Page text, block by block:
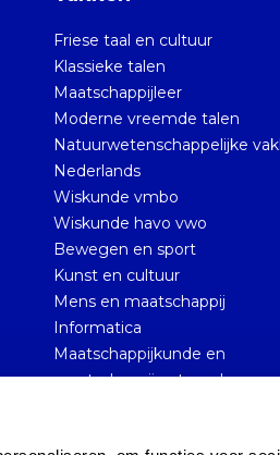
Friese taal en cultuur
Klassieke talen
Maatschappijleer
Moderne vreemde talen
Natuurwetenschappelijke
Nederlands
Wiskunde vmbo
Wiskunde havo vwo
Bewegen en sport
Kunst en cultuur
Mens en maatschappij
Informatica
Maatschappijkunde en
maatschappijwetenschappen